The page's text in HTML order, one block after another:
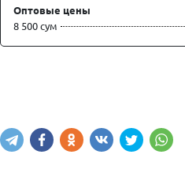
Оптовые цены
8 500 сум